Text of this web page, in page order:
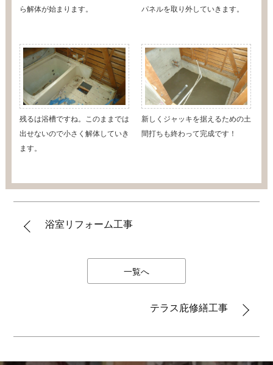
ら解体が始まります。
パネルを取り外していきます。
残るは浴槽ですね。このままでは
出せないので小さく解体していき
ます。
新しくジャッキを据えるための土
間打ちも終わって完成です！
浴室リフォーム工事
一覧へ
テラス庇修繕工事